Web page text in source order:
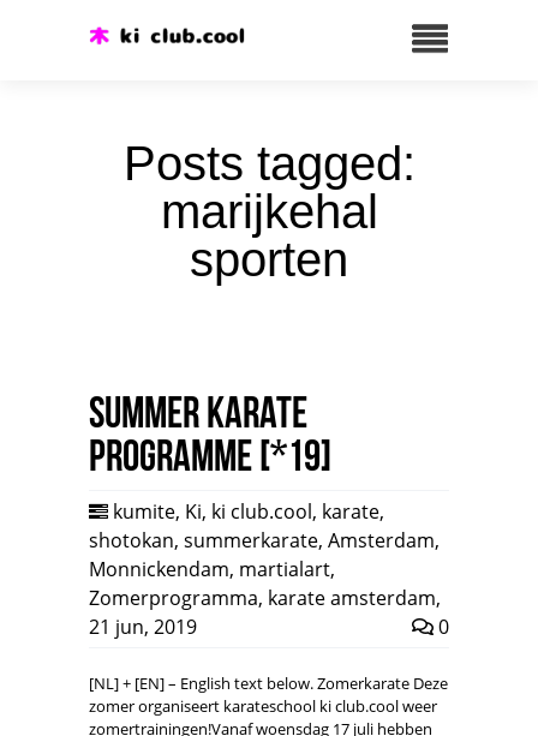
Posts tagged:
marijkehal
sporten
Summer karate
programme [*19]
kumite, Ki, ki club.cool, karate,
shotokan, summerkarate, Amsterdam,
Monnickendam, martialart,
Zomerprogramma, karate amsterdam,
21 jun, 2019
0
[NL] + [EN] – English text below. Zomerkarate Deze
zomer organiseert karateschool ki club.cool weer
zomertrainingen!Vanaf woensdag 17 juli hebben